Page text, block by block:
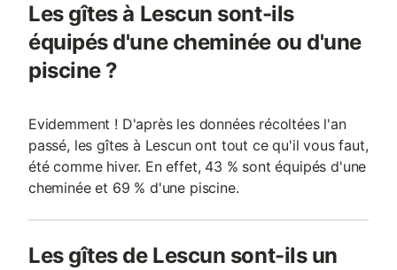
Les gîtes à Lescun sont-ils
équipés d'une cheminée ou d'une
piscine ?
Evidemment ! D'après les données récoltées l'an
passé, les gîtes à Lescun ont tout ce qu'il vous faut,
été comme hiver. En effet, 43 % sont équipés d'une
cheminée et 69 % d'une piscine.
Les gîtes de Lescun sont-ils un